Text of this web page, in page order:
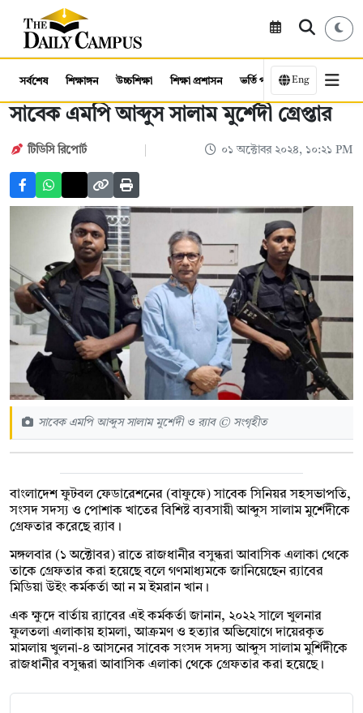
সর্বশেষ শিক্ষাঙ্গন উচ্চশিক্ষা শিক্ষা প্রশাসন ভর্তি পরীক্ষা কর্মসংস্থান
Eng
সাবেক এমপি আব্দুস সালাম মুর্শেদী গ্রেপ্তার
টিডিসি রিপোর্ট ০১ অক্টোবর ২০২৪, ১০:২১ PM
সাবেক এমপি আব্দুস সালাম মুর্শেদী ও র‍্যাব © সংগৃহীত
বাংলাদেশ ফুটবল ফেডারেশনের (বাফুফে) সাবেক সিনিয়র সহসভাপতি,
সংসদ সদস্য ও পোশাক খাতের বিশিষ্ট ব্যবসায়ী আব্দুস সালাম মুর্শেদীকে
গ্রেফতার করেছে র‍্যাব।
মঙ্গলবার (১ অক্টোবর) রাতে রাজধানীর বসুন্ধরা আবাসিক এলাকা থেকে
তাকে গ্রেফতার করা হয়েছে বলে গণমাধ্যমকে জানিয়েছেন র‌্যাবের
মিডিয়া উইং কর্মকর্তা আ ন ম ইমরান খান।
এক ক্ষুদে বার্তায় র‌্যাবের এই কর্মকর্তা জানান, ২০২২ সালে খুলনার
ফুলতলা এলাকায় হামলা, আক্রমণ ও হত্যার অভিযোগে দায়েরকৃত
মামলায় খুলনা-৪ আসনের সাবেক সংসদ সদস্য আব্দুস সালাম মুর্শিদীকে
রাজধানীর বসুন্ধরা আবাসিক এলাকা থেকে গ্রেফতার করা হয়েছে।